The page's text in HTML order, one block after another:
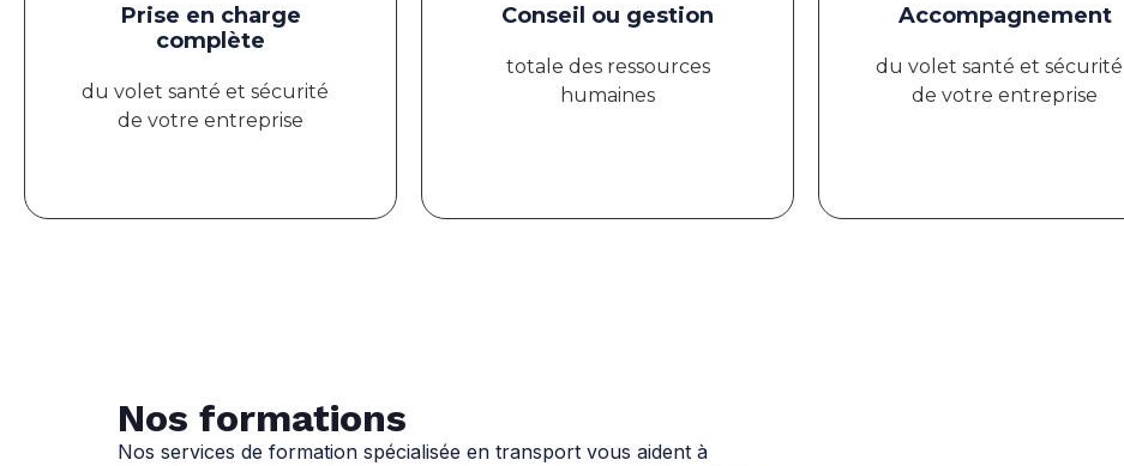
Prise en charge
complète
du volet santé et sécurité
de votre entreprise
Conseil ou gestion
totale des ressources
humaines
Accompagnement
du volet santé et sécurité
de votre entreprise
Nos formations
Nos services de formation spécialisée en transport vous aident à